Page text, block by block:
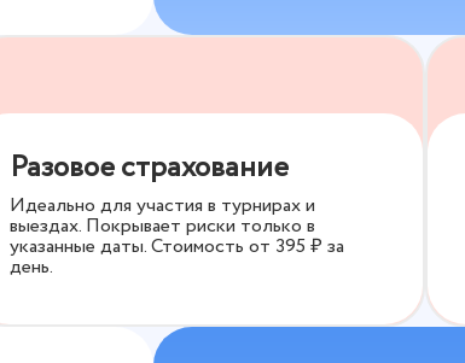
Разовое страхование
Идеально для участия в турнирах и
выездах. Покрывает риски только в
указанные даты. Стоимость от 395 ₽ за
день.